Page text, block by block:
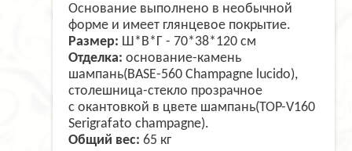
Основание выполнено в необычной
форме и имеет глянцевое покрытие.
Размер: Ш*В*Г - 70*38*120 см
Отделка: основание-камень
шампань(BASE-560 Champagne lucido),
столешница-стекло прозрачное
с окантовкой в цвете шампань(TOP-V160
Serigrafato champagne).
Общий вес: 65 кг